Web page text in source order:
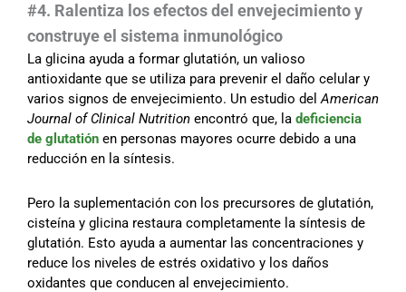
#4. Ralentiza los efectos del envejecimiento y
construye el sistema inmunológico
La glicina ayuda a formar glutatión, un valioso
antioxidante que se utiliza para prevenir el daño celular y
varios signos de envejecimiento. Un estudio del American
Journal of Clinical Nutrition encontró que, la deficiencia
de glutatión en personas mayores ocurre debido a una
reducción en la síntesis.
Pero la suplementación con los precursores de glutatión,
cisteína y glicina restaura completamente la síntesis de
glutatión. Esto ayuda a aumentar las concentraciones y
reduce los niveles de estrés oxidativo y los daños
oxidantes que conducen al envejecimiento.